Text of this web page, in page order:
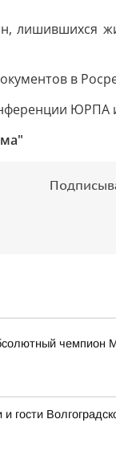
лишившихся
в
ЮРПА
чемпион
гости